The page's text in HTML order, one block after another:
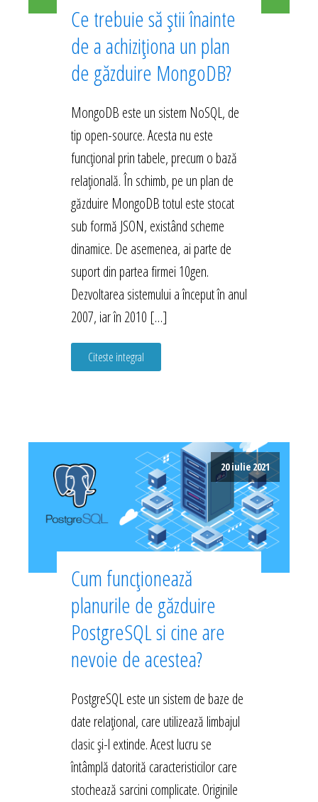
Ce trebuie să știi înainte
de a achiziționa un plan
de găzduire MongoDB?
MongoDB este un sistem NoSQL, de
tip open-source. Acesta nu este
funcțional prin tabele, precum o bază
relațională. În schimb, pe un plan de
găzduire MongoDB totul este stocat
sub formă JSON, existând scheme
dinamice. De asemenea, ai parte de
suport din partea firmei 10gen.
Dezvoltarea sistemului a început în anul
2007, iar în 2010 […]
Citeste integral
20 iulie 2021
Cum funcționează
planurile de găzduire
PostgreSQL si cine are
nevoie de acestea?
PostgreSQL este un sistem de baze de
date relațional, care utilizează limbajul
clasic și-l extinde. Acest lucru se
întâmplă datorită caracteristicilor care
stochează sarcini complicate. Originile